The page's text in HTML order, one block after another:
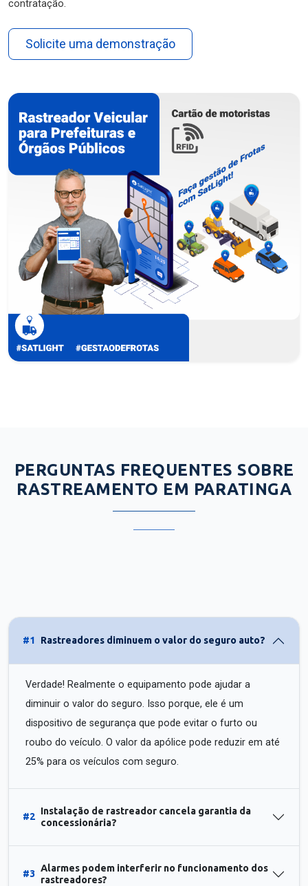
contratação.
Solicite uma demonstração
PERGUNTAS FREQUENTES SOBRE
RASTREAMENTO EM PARATINGA
#1 Rastreadores diminuem o valor do seguro auto?
Verdade! Realmente o equipamento pode ajudar a
diminuir o valor do seguro. Isso porque, ele é um
dispositivo de segurança que pode evitar o furto ou
roubo do veículo. O valor da apólice pode reduzir em até
25% para os veículos com seguro.
#2
Instalação de rastreador cancela garantia da
concessionária?
#3
Alarmes podem interferir no funcionamento dos
rastreadores?